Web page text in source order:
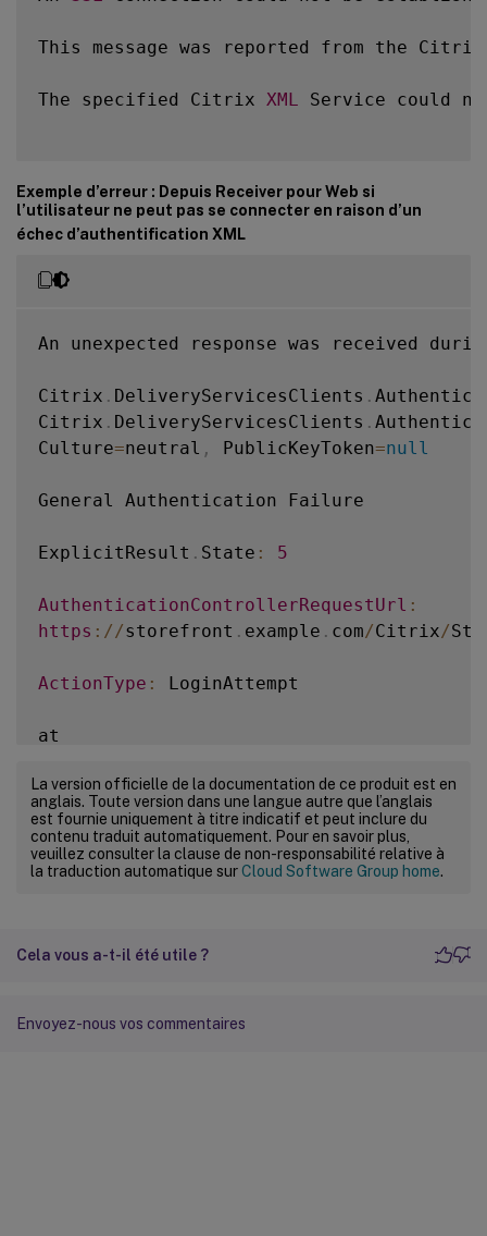
This message was reported from the
The specified Citrix XML Service could
Exemple d’erreur : Depuis Receiver pour Web si
l’utilisateur ne peut pas se connecter en raison d’un
échec d’authentification XML
An unexpected response was received
Citrix . DeliveryServicesClients .
Citrix . DeliveryServicesClients .
Culture=neutral , PublicKeyToken=null
General Authentication Failure
ExplicitResult . State : 5
AuthenticationControllerRequestUrl :
https : / /storefront . example . com/Citrix/
ActionType : LoginAttempt
at
type, Dictionary`2 postParams)
La version officielle de la documentation de ce produit est en
anglais. Toute version dans une langue autre que l’anglais
est fournie uniquement à titre indicatif et peut inclure du
contenu traduit automatiquement. Pour en savoir plus,
veuillez consulter la clause de non-responsabilité relative à
la traduction automatique surCloud Software Group home.
Cela vous a-t-il été utile ?
Envoyez-nous vos commentaires